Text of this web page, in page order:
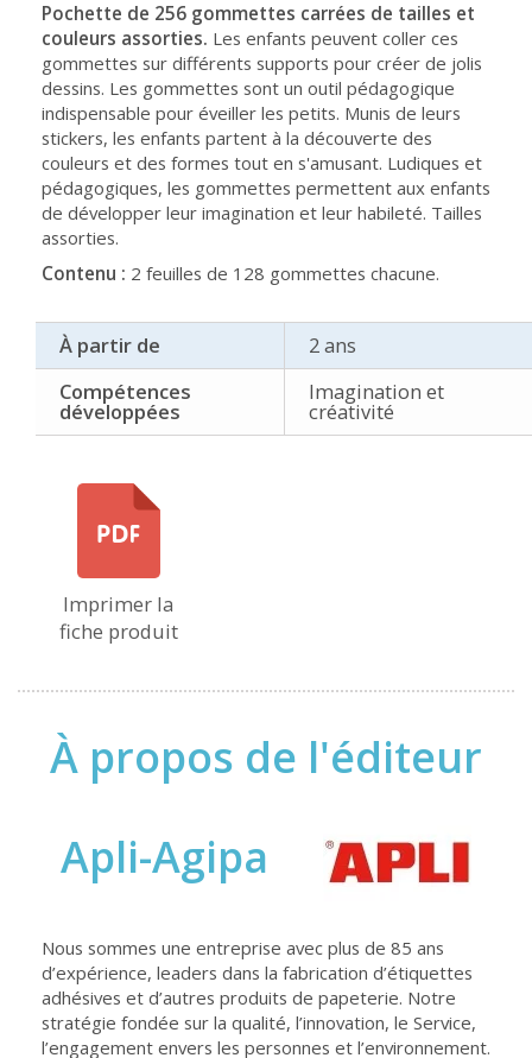
Pochette de 256 gommettes carrées de tailles et
couleurs assorties. Les enfants peuvent coller ces
gommettes sur différents supports pour créer de jolis
dessins. Les gommettes sont un outil pédagogique
indispensable pour éveiller les petits. Munis de leurs
stickers, les enfants partent à la découverte des
couleurs et des formes tout en s'amusant. Ludiques et
pédagogiques, les gommettes permettent aux enfants
de développer leur imagination et leur habileté. Tailles
assorties.
Contenu : 2 feuilles de 128 gommettes chacune.
À partir de
2 ans
Compétences
développées
Imagination et
créativité
Imprimer la
fiche produit
À propos de l'éditeur
Apli-Agipa
Nous sommes une entreprise avec plus de 85 ans
d’expérience, leaders dans la fabrication d’étiquettes
adhésives et d’autres produits de papeterie. Notre
stratégie fondée sur la qualité, l’innovation, le Service,
l’engagement envers les personnes et l’environnement.